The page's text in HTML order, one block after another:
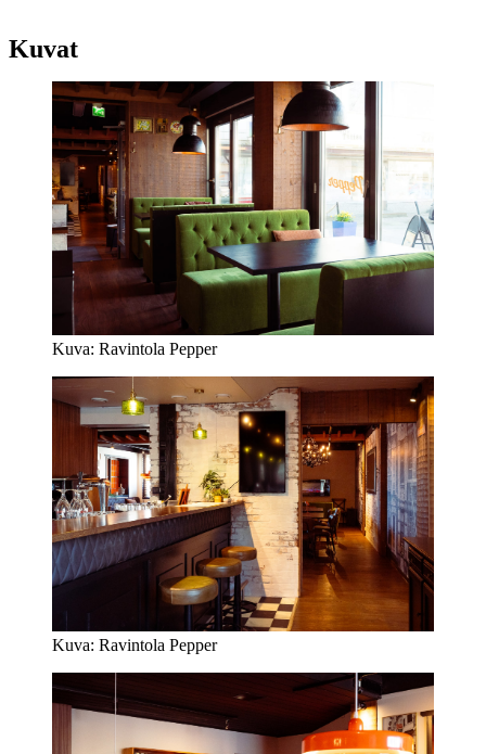
Kuvat
Kuva: Ravintola Pepper
Kuva: Ravintola Pepper